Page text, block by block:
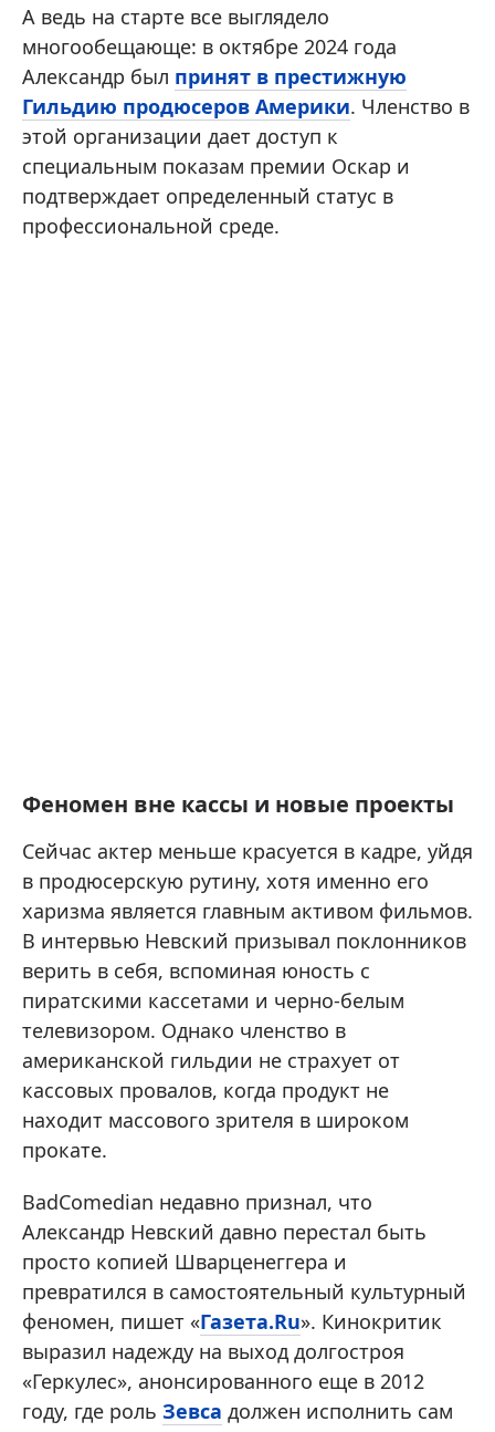
А ведь на старте все выглядело
многообещающе: в октябре 2024 года
Александр был принят в престижную
Гильдию продюсеров Америки. Членство в
этой организации дает доступ к
специальным показам премии Оскар и
подтверждает определенный статус в
профессиональной среде.
Феномен вне кассы и новые проекты
Сейчас актер меньше красуется в кадре, уйдя
в продюсерскую рутину, хотя именно его
харизма является главным активом фильмов.
В интервью Невский призывал поклонников
верить в себя, вспоминая юность с
пиратскими кассетами и черно-белым
телевизором. Однако членство в
американской гильдии не страхует от
кассовых провалов, когда продукт не
находит массового зрителя в широком
прокате.
BadComedian недавно признал, что
Александр Невский давно перестал быть
просто копией Шварценеггера и
превратился в самостоятельный культурный
феномен, пишет «Газета.Ru». Кинокритик
выразил надежду на выход долгостроя
«Геркулес», анонсированного еще в 2012
году, где роль Зевса должен исполнить сам